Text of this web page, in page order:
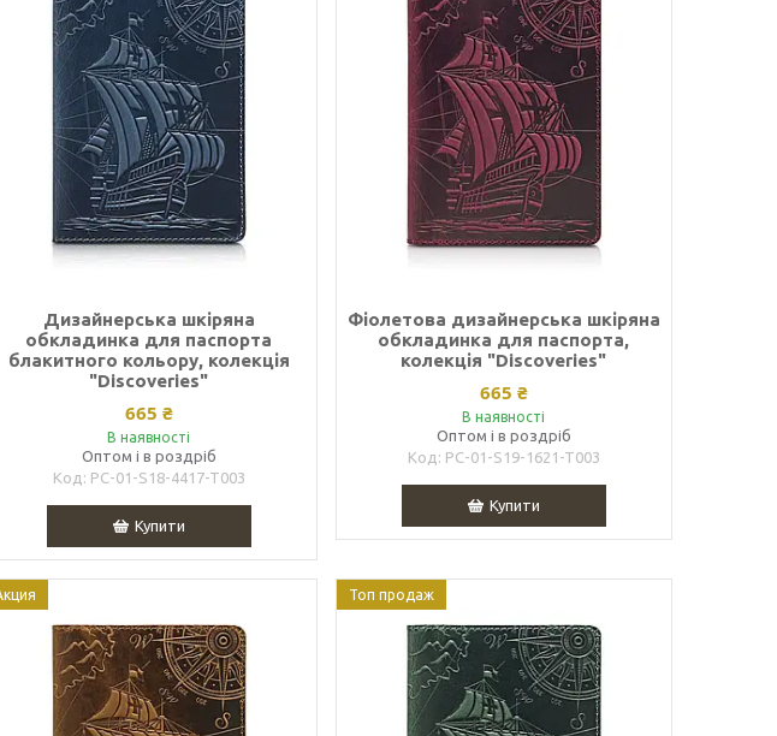
Дизайнерська шкіряна
обкладинка для паспорта
блакитного кольору, колекція
"Discoveries"
665 ₴
В наявності
Оптом і в роздріб
PC-01-S18-4417-T003
Купити
Фіолетова дизайнерська шкіряна
обкладинка для паспорта,
колекція "Discoveries"
665 ₴
В наявності
Оптом і в роздріб
PC-01-S19-1621-T003
Купити
Топ продаж